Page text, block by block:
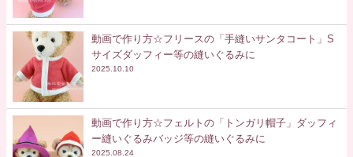
動画で作り方☆フリースの「手縫いサンタコート」S
サイズダッフィー等の縫いぐるみに
2025.10.10
動画で作り方☆フェルトの「トンガリ帽子」ダッフィ
ー縫いぐるみバッジ等の縫いぐるみに
2025.08.24